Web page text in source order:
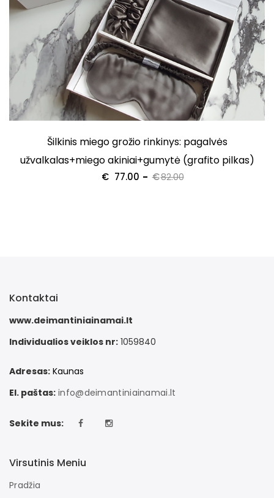
Šilkinis miego grožio rinkinys: pagalvės
užvalkalas+miego akiniai+gumytė (grafito pilkas)
€ 77.00 €82.00
Kontaktai
www.deimantiniainamai.lt
Individualios veiklos nr: 1059840
Adresas: Kaunas
El. paštas: info@deimantiniainamai.lt
Sekite mus:
Virsutinis Meniu
Pradžia